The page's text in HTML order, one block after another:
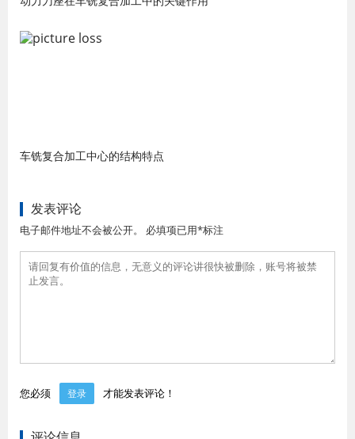
车铣复合加工中心的结构特点
发表评论
电子邮件地址不会被公开。 必填项已用*标注
您必须 登录 才能发表评论！